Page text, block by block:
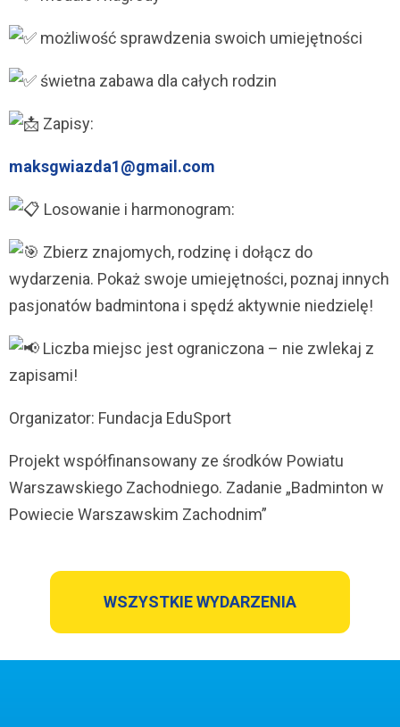
możliwość sprawdzenia swoich umiejętności
świetna zabawa dla całych rodzin
Zapisy:
maksgwiazda1@gmail.com
Losowanie i harmonogram:
Zbierz znajomych, rodzinę i dołącz do
wydarzenia. Pokaż swoje umiejętności, poznaj innych
pasjonatów badmintona i spędź aktywnie niedzielę!
Liczba miejsc jest ograniczona – nie zwlekaj z
zapisami!
Organizator: Fundacja EduSport
Projekt współfinansowany ze środków Powiatu
Warszawskiego Zachodniego. Zadanie „Badminton w
Powiecie Warszawskim Zachodnim”
WSZYSTKIE WYDARZENIA